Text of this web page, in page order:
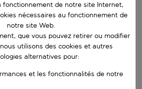
destination
fonctionnement de notre site Internet,
nécessaires au fonctionnement de
notre site Web.
que vous pouvez retirer ou modifier
utilisons des cookies et autres
alternatives pour:
et les fonctionnalités de notre